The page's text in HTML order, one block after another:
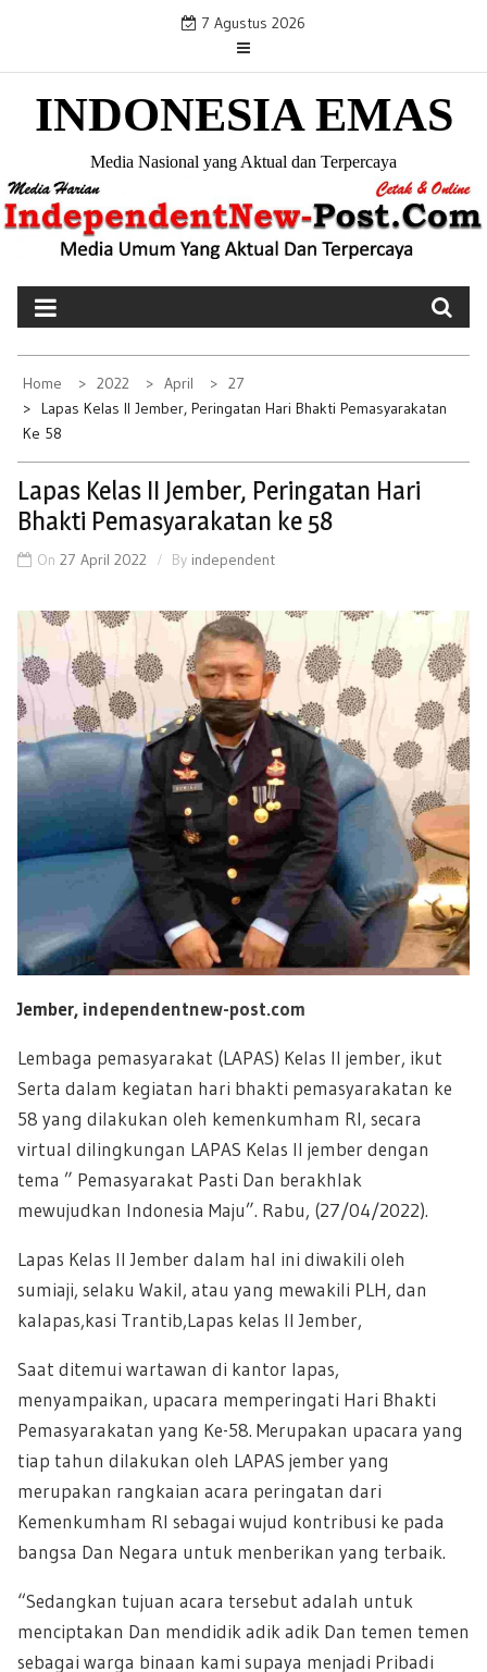
i
o
7 Agustus 2026
INDONESIA EMAS
Media Nasional yang Aktual dan Terpercaya
Home 2022 April
27
Lapas Kelas II Jember, Peringatan Hari Bhakti Pemasyarakatan
Ke 58
Lapas Kelas II Jember, Peringatan Hari
Bhakti Pemasyarakatan ke 58
On 27 April 2022 By independent
Jember, independentnew-post.com
Lembaga pemasyarakat (LAPAS) Kelas II jember, ikut
Serta dalam kegiatan hari bhakti pemasyarakatan ke
58 yang dilakukan oleh kemenkumham RI, secara
virtual dilingkungan LAPAS Kelas II jember dengan
tema ” Pemasyarakat Pasti Dan berakhlak
mewujudkan Indonesia Maju”. Rabu, (27/04/2022).
Lapas Kelas II Jember dalam hal ini diwakili oleh
sumiaji, selaku Wakil, atau yang mewakili PLH, dan
kalapas,kasi Trantib,Lapas kelas II Jember,
Saat ditemui wartawan di kantor lapas,
menyampaikan, upacara memperingati Hari Bhakti
Pemasyarakatan yang Ke-58. Merupakan upacara yang
tiap tahun dilakukan oleh LAPAS jember yang
merupakan rangkaian acara peringatan dari
Kemenkumham RI sebagai wujud kontribusi ke pada
bangsa Dan Negara untuk menberikan yang terbaik.
“Sedangkan tujuan acara tersebut adalah untuk
menciptakan Dan mendidik adik adik Dan temen temen
sebagai warga binaan kami supaya menjadi Pribadi